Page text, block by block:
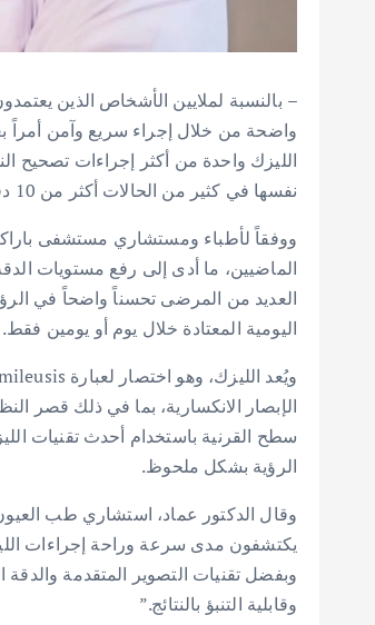
– بالنسبة لملايين الأشخاص الذين
واضحة من خلال إجراء سريع وآمن أمراً
الليزك واحدة من أكثر إجراءات تصحيح
نفسها في كثير من الحالات أكثر من 10 دقائق لكلتا العينين.
ووفقاً لأطباء ومستشاري مستشفى
الماضيين، ما أدى إلى رفع مستويات
العديد من المرضى تحسناً واضحاً في
اليومية المعتادة خلال يوم أو يومين فقط.
الإبصار الانكسارية، بما في ذلك قصر
سطح القرنية باستخدام أحدث تقنيات
الرؤية بشكل ملحوظ.
وقال الدكتور عماد، استشاري طب
يكتشفون مدى سرعة وراحة إجراءات
وبفضل تقنيات التصوير المتقدمة والدقة
وقابلية التنبؤ بالنتائج.”